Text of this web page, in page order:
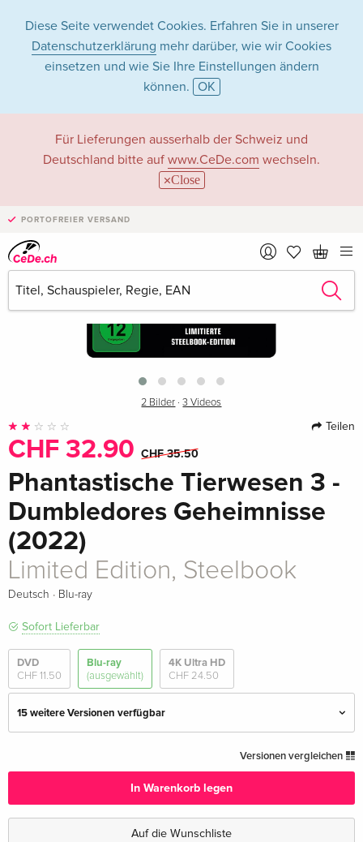
Diese Seite verwendet Cookies. Erfahren Sie in unserer
Datenschutzerklärung mehr darüber, wie wir Cookies
einsetzen und wie Sie Ihre Einstellungen ändern
können. OK
Für Lieferungen ausserhalb der Schweiz und
Deutschland bitte auf www.CeDe.com wechseln.
Close
PORTOFREIER VERSAND
›
2 Bilder ·3 Videos
Teilen
CHF 32.90 CHF 35.50
Phantastische Tierwesen 3 -
Dumbledores Geheimnisse
(2022)
Limited Edition, Steelbook
Deutsch · Blu-ray
Sofort Lieferbar
DVD
CHF 11.50
Blu-ray
(ausgewählt)
4K Ultra HD
CHF 24.50
15 weitere Versionen verfügbar
Deutsch
CHF 13.50
4K Ultra HD + Blu-ray
CHF 24.50
Versionen vergleichen
In Warenkorb legen
Auf die Wunschliste